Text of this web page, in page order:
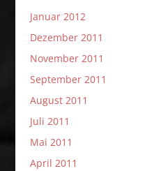
Januar 2012
Dezember 2011
November 2011
September 2011
August 2011
Juli 2011
Mai 2011
April 2011